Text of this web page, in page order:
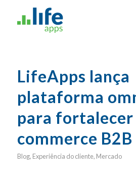
LifeApps lança
plataforma
para fortalecer
commerce B2B
Blog, Experiência do cliente, Mercado